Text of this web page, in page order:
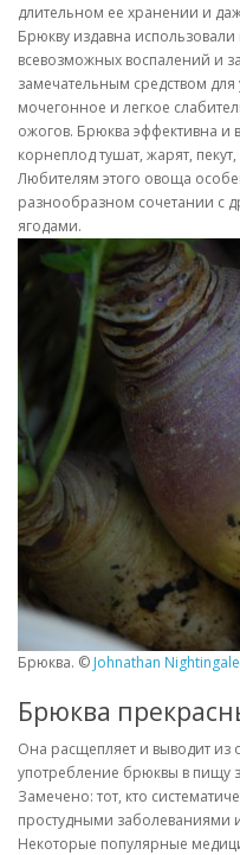
длительном ее хранении и
Брюкву издавна
всевозможных воспалений и
замечательным средством
мочегонное и легкое
ожогов. Брюква эффективна и
корнеплод тушат, жарят,
Любителям этого овоща
разнообразном сочетании с
ягодами.
Брюква. © Johnathan Nightingale
Брюква
Она расщепляет и выводит из
употребление брюквы в пищу
Замечено: тот, кто
простудными заболеваниями
Некоторые популярные